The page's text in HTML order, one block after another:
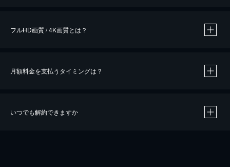
※40％ポイント還元の対象は、クレジットカード決済による作品の購入 / レンタルです。
iOSアプリのUコイン決済による作品の購入 / レンタルは、20％のポイント還元です。
フルHD画質 / 4K画質とは？
月額料金を支払うタイミングは？
いつでも解約できますか